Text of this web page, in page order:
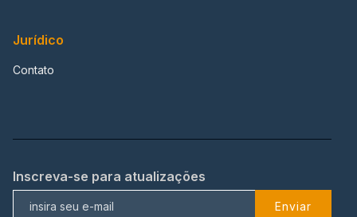
Jurídico
Contato
Inscreva-se para atualizações
Enviar